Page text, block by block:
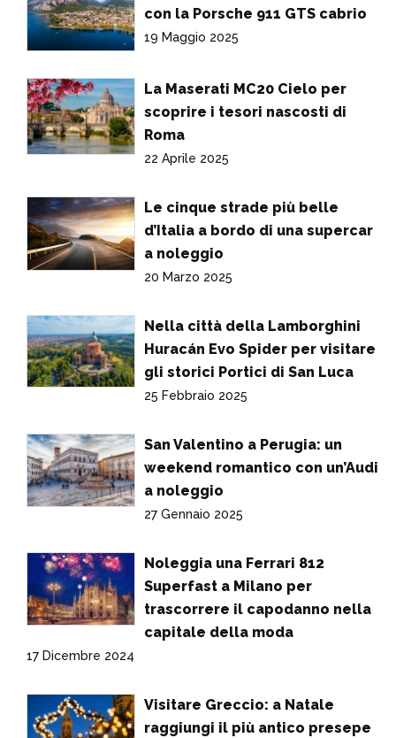
con la Porsche 911 GTS cabrio
19 Maggio 2025
La Maserati MC20 Cielo per
scoprire i tesori nascosti di
Roma
22 Aprile 2025
Le cinque strade più belle
d’Italia a bordo di una supercar
a noleggio
20 Marzo 2025
Nella città della Lamborghini
Huracán Evo Spider per visitare
gli storici Portici di San Luca
25 Febbraio 2025
San Valentino a Perugia: un
weekend romantico con un’Audi
a noleggio
27 Gennaio 2025
Noleggia una Ferrari 812
Superfast a Milano per
trascorrere il capodanno nella
capitale della moda
17 Dicembre 2024
Visitare Greccio: a Natale
raggiungi il più antico presepe